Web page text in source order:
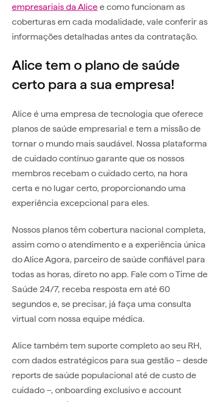
empresariais da Alicee como funcionam as
coberturas em cada modalidade, vale conferir as
informações detalhadas antes da contratação.
Alice tem o plano de saúde
certo para a sua empresa!
Alice é uma empresa de tecnologia que oferece
planos de saúde empresarial e tem a missão de
tornar o mundo mais saudável. Nossa plataforma
de cuidado contínuo garante que os nossos
membros recebam o cuidado certo, na hora
certa e no lugar certo, proporcionando uma
experiência excepcional para eles.
Nossos planos têm cobertura nacional completa,
assim como o atendimento e a experiência única
do Alice Agora, parceiro de saúde confiável para
todas as horas, direto no app. Fale com o Time de
Saúde 24/7, receba resposta em até 60
segundos e, se precisar, já faça uma consulta
virtual com nossa equipe médica.
Alice também tem suporte completo ao seu RH,
com dados estratégicos para sua gestão – desde
reports de saúde populacional até de custo de
cuidado –, onboarding exclusivo e account